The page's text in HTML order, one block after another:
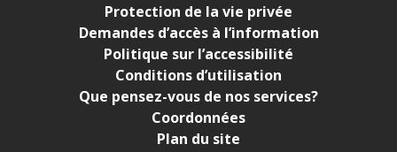
Protection de la vie privée
Demandes d’accès à l’information
Politique sur l’accessibilité
Conditions d’utilisation
Que pensez-vous de nos services?
Coordonnées
Plan du site